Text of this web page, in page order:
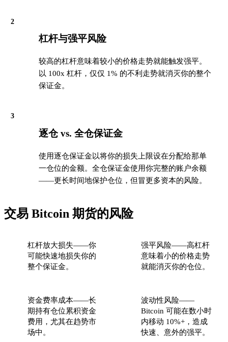
2
杠杆与强平风险
较高的杠杆意味着较小的价格走势就能触发强平。
以 100x 杠杆，仅仅 1% 的不利走势就消灭你的整个
保证金。
3
逐仓 vs. 全仓保证金
使用逐仓保证金以将你的损失上限设在分配给那单
一仓位的金额。全仓保证金使用你完整的账户余额
——更长时间地保护仓位，但冒更多资本的风险。
交易 Bitcoin 期货的风险
杠杆放大损失——你
可能快速地损失你的
整个保证金。
强平风险——高杠杆
意味着小的价格走势
就能消灭你的仓位。
资金费率成本——长
期持有仓位累积资金
费用，尤其在趋势市
场中。
波动性风险——
Bitcoin 可能在数小时
内移动 10%+，造成
快速、意外的强平。